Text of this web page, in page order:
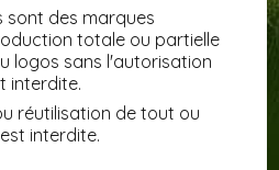
sont des marques
totale ou partielle
logos sans l'autorisation
interdite.
réutilisation de tout ou
interdite.